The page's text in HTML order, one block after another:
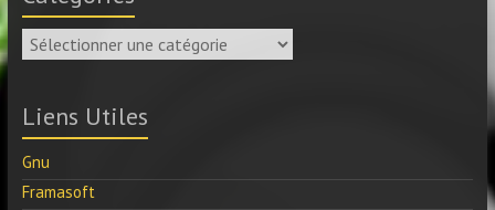
Catégories
Liens Utiles
Gnu
Framasoft